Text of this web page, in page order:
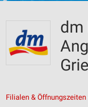
dm
Filialen &